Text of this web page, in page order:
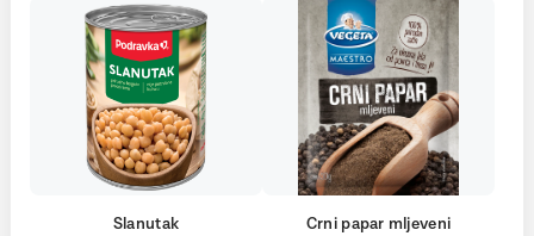
Slanutak Crni papar mljeveni